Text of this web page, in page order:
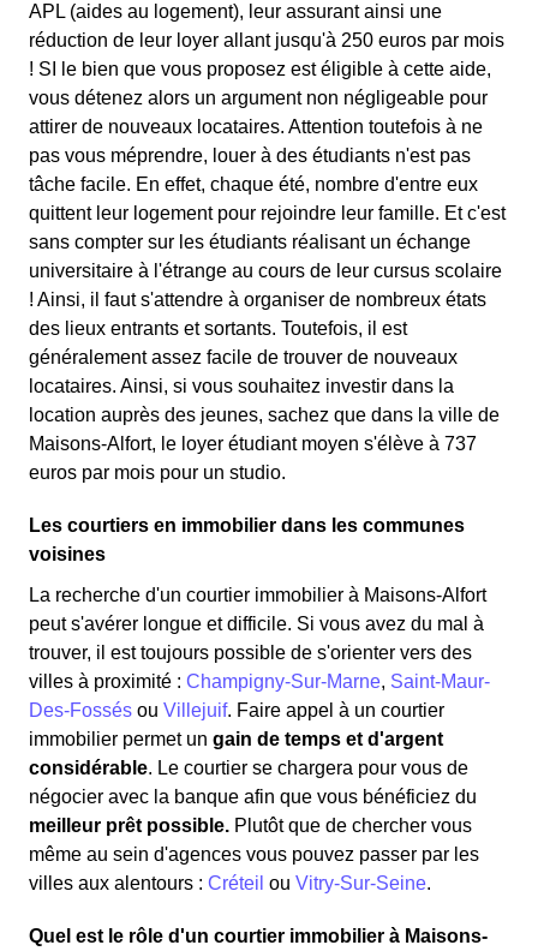
APL (aides au logement), leur assurant ainsi une
réduction de leur loyer allant jusqu'à 250 euros par mois
! SI le bien que vous proposez est éligible à cette aide,
vous détenez alors un argument non négligeable pour
attirer de nouveaux locataires. Attention toutefois à ne
pas vous méprendre, louer à des étudiants n'est pas
tâche facile. En effet, chaque été, nombre d'entre eux
quittent leur logement pour rejoindre leur famille. Et c'est
sans compter sur les étudiants réalisant un échange
universitaire à l'étrange au cours de leur cursus scolaire
! Ainsi, il faut s'attendre à organiser de nombreux états
des lieux entrants et sortants. Toutefois, il est
généralement assez facile de trouver de nouveaux
locataires. Ainsi, si vous souhaitez investir dans la
location auprès des jeunes, sachez que dans la ville de
Maisons-Alfort, le loyer étudiant moyen s'élève à 737
euros par mois pour un studio.
Les courtiers en immobilier dans les communes
voisines
La recherche d'un courtier immobilier à Maisons-Alfort
peut s'avérer longue et difficile. Si vous avez du mal à
trouver, il est toujours possible de s'orienter vers des
villes à proximité : Champigny-Sur-Marne, Saint-Maur-
Des-Fossés ou Villejuif. Faire appel à un courtier
immobilier permet un gain de temps et d'argent
considérable. Le courtier se chargera pour vous de
négocier avec la banque afin que vous bénéficiez du
meilleur prêt possible. Plutôt que de chercher vous
même au sein d'agences vous pouvez passer par les
villes aux alentours : Créteil ou Vitry-Sur-Seine.
Quel est le rôle d'un courtier immobilier à Maisons-